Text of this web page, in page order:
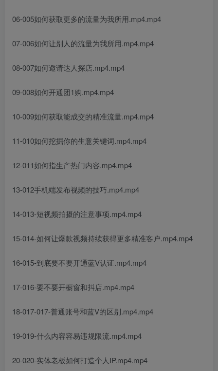
06-005如何获取更多的流量为我所用.mp4.mp4
07-006如何让别人的流量为我所用.mp4.mp4
08-007如何邀请达人探店.mp4.mp4
09-008如何开通团1购.mp4.mp4
10-009如何获取能成交的精准流量.mp4.mp4
11-010如何挖掘你的生意关键词.mp4.mp4
12-011如何指生产热门内容.mp4.mp4
13-012手机端发布视频的技巧.mp4.mp4
14-013-短视频拍摄的注意事项.mp4.mp4
15-014-如何让爆款视频持续获得更多精准客户.mp4.mp4
16-015-到底要不要开通蓝V认证.mp4.mp4
17-016-要不要开橱窗和抖店.mp4.mp4
18-017-017-普通账号和蓝V的区别.mp4.mp4
19-019-什么内容容易违规限流.mp4.mp4
20-020-实体老板如何打造个人IP.mp4.mp4